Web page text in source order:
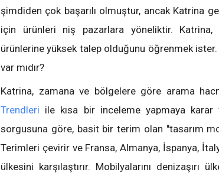
şimdiden çok başarılı olmuştur, ancak Katrina
için ürünleri niş pazarlara yöneliktir. Katrina,
ürünlerine yüksek talep olduğunu öğrenmek
var mıdır?
Katrina, zamana ve bölgelere göre arama
Trendleri ile kısa bir inceleme yapmaya
sorgusuna göre, basit bir terim olan "tasarım
Terimleri çevirir ve Fransa, Almanya, İspanya,
ülkesini karşılaştırır. Mobilyalarını